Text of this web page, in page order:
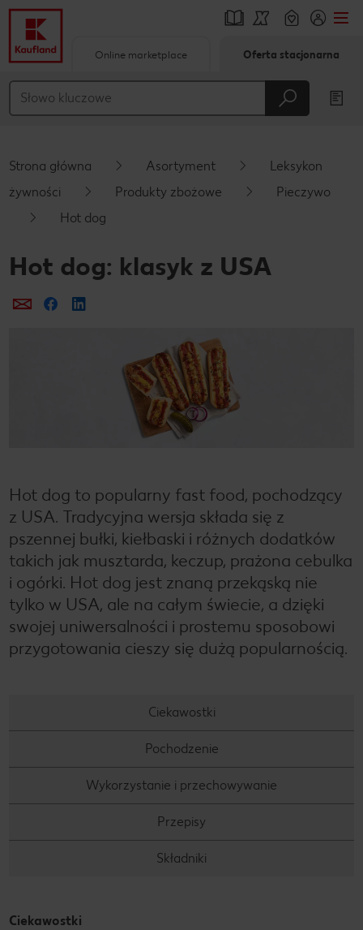
Główna treść
Pływający pasek boczny
Online marketplace Oferta stacjonarna
Strona główna Asortyment
Leksykon
żywności
Produkty zbożowe
Pieczywo
Hot dog
Hot dog: klasyk z USA
Prześlij e-mailem
Udostępnij na Facebooku
Hot dog to popularny fast food, pochodzący
z USA. Tradycyjna wersja składa się z
pszennej bułki, kiełbaski i różnych dodatków
takich jak musztarda, keczup, prażona cebulka
i ogórki. Hot dog jest znaną przekąską nie
tylko w USA, ale na całym świecie, a dzięki
swojej uniwersalności i prostemu sposobowi
przygotowania cieszy się dużą popularnością.
Ciekawostki
Pochodzenie
Wykorzystanie i przechowywanie
Przepisy
Składniki
Ciekawostki